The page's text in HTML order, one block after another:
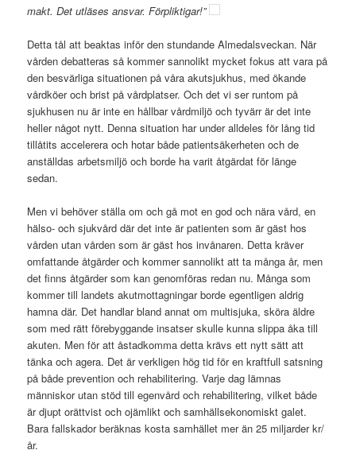
makt. Det utläses ansvar. Förpliktigar!”
Detta tål att beaktas inför den stundande Almedalsveckan. När
vården debatteras så kommer sannolikt mycket fokus att vara på
den besvärliga situationen på våra akutsjukhus, med ökande
vårdköer och brist på vårdplatser. Och det vi ser runtom på
sjukhusen nu är inte en hållbar vårdmiljö och tyvärr är det inte
heller något nytt. Denna situation har under alldeles för lång tid
tillåtits accelerera och hotar både patientsäkerheten och de
anställdas arbetsmiljö och borde ha varit åtgärdat för länge
sedan.
Men vi behöver ställa om och gå mot en god och nära vård, en
hälso- och sjukvård där det inte är patienten som är gäst hos
vården utan vården som är gäst hos invånaren. Detta kräver
omfattande åtgärder och kommer sannolikt att ta många år, men
det finns åtgärder som kan genomföras redan nu. Många som
kommer till landets akutmottagningar borde egentligen aldrig
hamna där. Det handlar bland annat om multisjuka, sköra äldre
som med rätt förebyggande insatser skulle kunna slippa åka till
akuten. Men för att åstadkomma detta krävs ett nytt sätt att
tänka och agera. Det är verkligen hög tid för en kraftfull satsning
på både prevention och rehabilitering. Varje dag lämnas
människor utan stöd till egenvård och rehabilitering, vilket både
är djupt orättvist och ojämlikt och samhällsekonomiskt galet.
Bara fallskador beräknas kosta samhället mer än 25 miljarder kr/
år.